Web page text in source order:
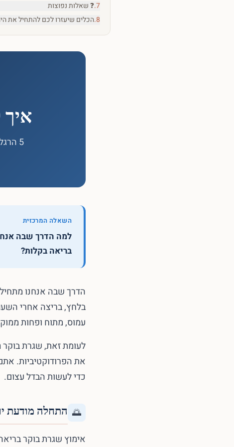
7
.❓ שאלות נפוצות
8
.הכלים שיעזרו לכם להתחיל את
5
השאלה המרכזית
למה הדרך שבה
בריאה בקלות?
הדרך שבה אנחנו
בלחץ, בריצה אחרי
עמוס, מתוח ופחות
לעומת זאת, שגרת בוקר
כדי לעשות הבדל עצום.
🌅 התחלה מודעת
אימוץ שגרת בוקר